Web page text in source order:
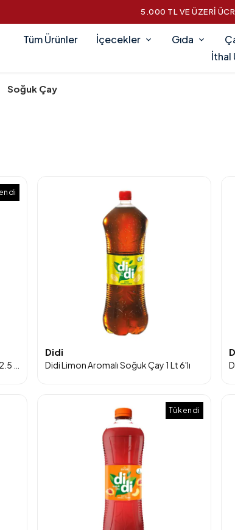
5.000 TL VE ÜZERİ
Tüm Ürünler İçecekler Gıda
İthal
Soğuk Çay
Didi
Didi Limon Aromalı Soğuk Çay 1 Lt 6'lı
Tükendi